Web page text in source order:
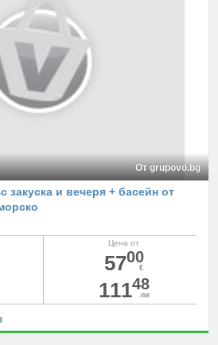
От grupovo.bg
закуска и вечеря + басейн от
Цена от
5700
€
11148
лв